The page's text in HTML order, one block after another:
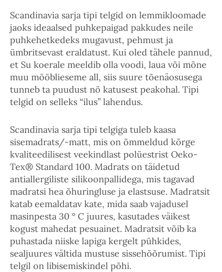
Scandinavia sarja tipi telgid on lemmikloomade
jaoks ideaalsed puhkepaigad pakkudes neile
puhkehetkedeks mugavust, pehmust ja
ümbritsevast eraldatust. Kui oled tähele pannud,
et Su koerale meeldib olla voodi, laua või mõne
muu mööblieseme all, siis suure tõenäosusega
tunneb ta puudust nö katusest peakohal. Tipi
telgid on selleks “ilus” lahendus.
Scandinavia sarja tipi telgiga tuleb kaasa
sisemadrats/-matt, mis on õmmeldud kõrge
kvaliteedilisest veekindlast polüestrist Oeko-
Tex® Standard 100. Madrats on täidetud
antiallergiliste silikoonpallidega, mis tagavad
madratsi hea õhuringluse ja elastsuse. Madratsit
katab eemaldatav kate, mida saab vajadusel
masinpesta 30 ° C juures, kasutades väikest
kogust mahedat pesuainet. Madratsit võib ka
puhastada niiske lapiga kergelt pühkides,
sealjuures vältida mustuse sissehõõrumist. Tipi
telgil on libisemiskindel põhi.